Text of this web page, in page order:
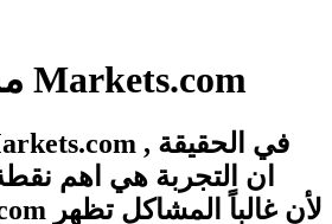
مشاكل شركة Markets.com
ان التجربة هي اهم